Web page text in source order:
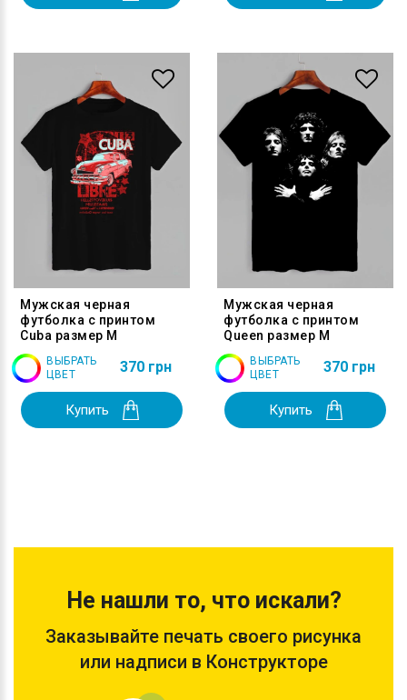
Мужская черная
футболка с принтом
Cuba размер M
ВЫБРАТЬ
ЦВЕТ
370 грн
Купить
Мужская черная
футболка с принтом
Queen размер M
ВЫБРАТЬ
ЦВЕТ
370 грн
Купить
Не нашли то, что искали?
Заказывайте печать своего рисунка
или надписи в Конструкторе